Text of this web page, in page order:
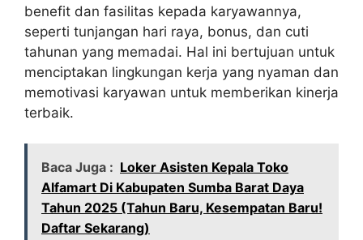
benefit dan fasilitas kepada karyawannya,
seperti tunjangan hari raya, bonus, dan cuti
tahunan yang memadai. Hal ini bertujuan untuk
menciptakan lingkungan kerja yang nyaman dan
memotivasi karyawan untuk memberikan kinerja
terbaik.
Baca Juga : Loker Asisten Kepala Toko
Alfamart Di Kabupaten Sumba Barat Daya
Tahun 2025 (Tahun Baru, Kesempatan Baru!
Daftar Sekarang)